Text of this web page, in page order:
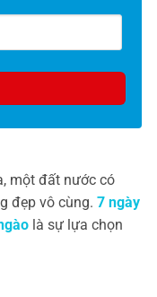
một đất nước có
đẹp vô cùng. 7 ngày
là sự lựa chọn